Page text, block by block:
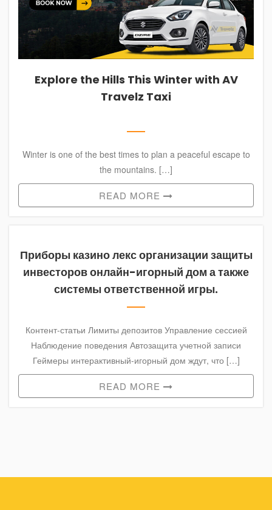
Follow
Explore the Hills This Winter with AV
Travelz Taxi
Winter is one of the best times to plan a peaceful escape to
the mountains. […]
READ MORE
Приборы казино лекс организации защиты
инвесторов онлайн-игорный дом а также
системы ответственной игры.
Контент-статьи Лимиты депозитов Управление сессией
Наблюдение поведения Автозащита учетной записи
Геймеры интерактивный-игорный дом ждут, что […]
READ MORE